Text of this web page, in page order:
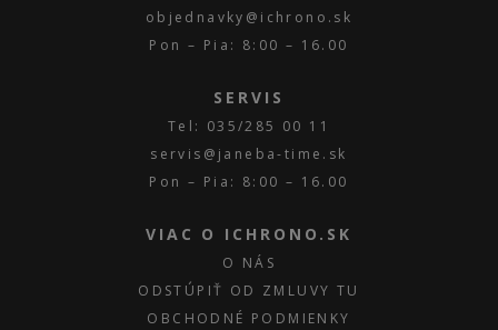
objednavky@ichrono.sk
Pon – Pia: 8:00 – 16.00
SERVIS
Tel: 035/285 00 11
servis@janeba-time.sk
Pon – Pia: 8:00 – 16.00
VIAC O ICHRONO.SK
O NÁS
ODSTÚPIŤ OD ZMLUVY TU
OBCHODNÉ PODMIENKY